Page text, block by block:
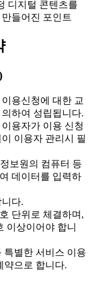
디지털 콘텐츠를
들어진 포인트
용신청에 대한 교
하여 성립됩니다.
용자가 이용 신청
이용자 관리시 필
보원의 컴퓨터 등
데이터를 입력하
다.
단위로 체결하며,
이상이어야 합니
별한 서비스 이용
약으로 합니다.